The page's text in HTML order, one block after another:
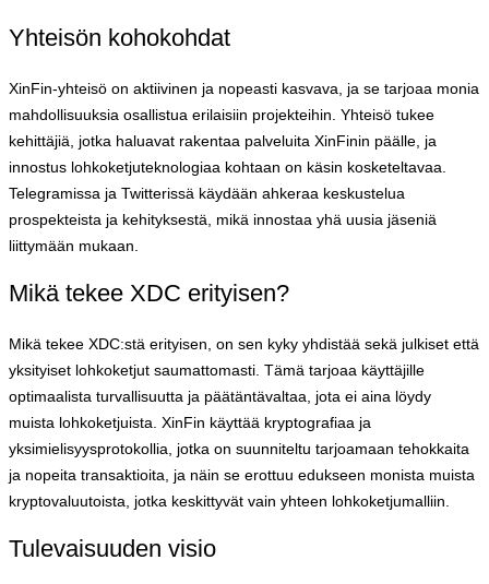
Yhteisön kohokohdat
XinFin-yhteisö on aktiivinen ja nopeasti kasvava, ja se tarjoaa monia
mahdollisuuksia osallistua erilaisiin projekteihin. Yhteisö tukee
kehittäjiä, jotka haluavat rakentaa palveluita XinFinin päälle, ja
innostus lohkoketjuteknologiaa kohtaan on käsin kosketeltavaa.
Telegramissa ja Twitterissä käydään ahkeraa keskustelua
prospekteista ja kehityksestä, mikä innostaa yhä uusia jäseniä
liittymään mukaan.
Mikä tekee XDC erityisen?
Mikä tekee XDC:stä erityisen, on sen kyky yhdistää sekä julkiset että
yksityiset lohkoketjut saumattomasti. Tämä tarjoaa käyttäjille
optimaalista turvallisuutta ja päätäntävaltaa, jota ei aina löydy
muista lohkoketjuista. XinFin käyttää kryptografiaa ja
yksimielisyysprotokollia, jotka on suunniteltu tarjoamaan tehokkaita
ja nopeita transaktioita, ja näin se erottuu edukseen monista muista
kryptovaluutoista, jotka keskittyvät vain yhteen lohkoketjumalliin.
Tulevaisuuden visio